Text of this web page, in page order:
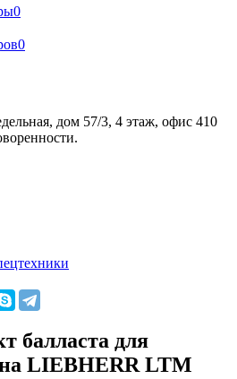
0
0
дом 57/3, 4 этаж, офис 410
балласта для
LIEBHERR LTM